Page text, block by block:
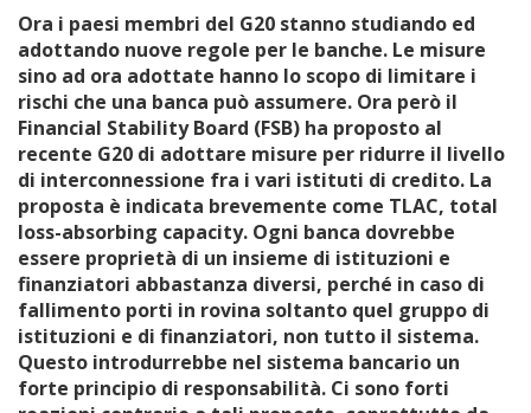
Ora i paesi membri del G20 stanno studiando ed
adottando nuove regole per le banche. Le misure
sino ad ora adottate hanno lo scopo di limitare i
rischi che una banca può assumere. Ora però il
Financial Stability Board (FSB) ha proposto al
recente G20 di adottare misure per ridurre il livello
di interconnessione fra i vari istituti di credito. La
proposta è indicata brevemente come TLAC, total
loss-absorbing capacity. Ogni banca dovrebbe
essere proprietà di un insieme di istituzioni e
finanziatori abbastanza diversi, perché in caso di
fallimento porti in rovina soltanto quel gruppo di
istituzioni e di finanziatori, non tutto il sistema.
Questo introdurrebbe nel sistema bancario un
forte principio di responsabilità. Ci sono forti